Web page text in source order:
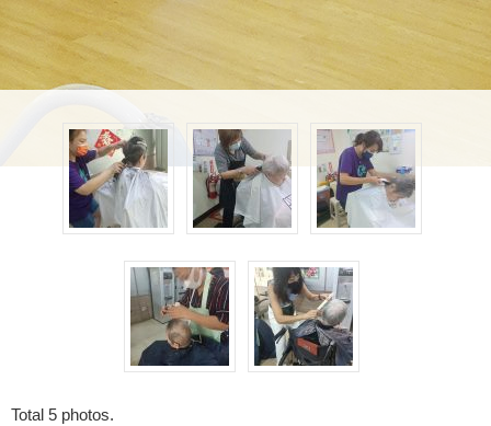
Total 5 photos.